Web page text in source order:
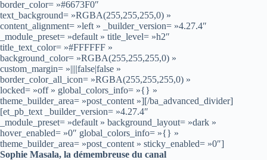
border_color= »#6673F0″
text_background= »RGBA(255,255,255,0) »
content_alignment= »left » _builder_version= »4.27.4″
_module_preset= »default » title_level= »h2″
title_text_color= »#FFFFFF »
background_color= »RGBA(255,255,255,0) »
custom_margin= »||||false|false »
border_color_all_icon= »RGBA(255,255,255,0) »
locked= »off » global_colors_info= »{} »
theme_builder_area= »post_content »][/ba_advanced_divider]
[et_pb_text _builder_version= »4.27.4″
_module_preset= »default » background_layout= »dark »
hover_enabled= »0″ global_colors_info= »{} »
theme_builder_area= »post_content » sticky_enabled= »0″]
Sophie Masala, la démembreuse du canal